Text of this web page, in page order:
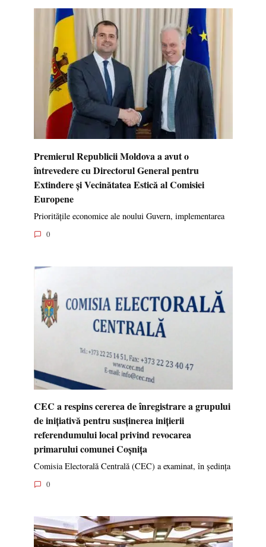
Premierul Republicii Moldova a avut o
întrevedere cu Directorul General pentru
Extindere și Vecinătatea Estică al Comisiei
Europene
Prioritățile economice ale noului Guvern, implementarea
0
CEC a respins cererea de înregistrare a grupului
de inițiativă pentru susținerea inițierii
referendumului local privind revocarea
primarului comunei Coșnița
Comisia Electorală Centrală (CEC) a examinat, în ședința
0